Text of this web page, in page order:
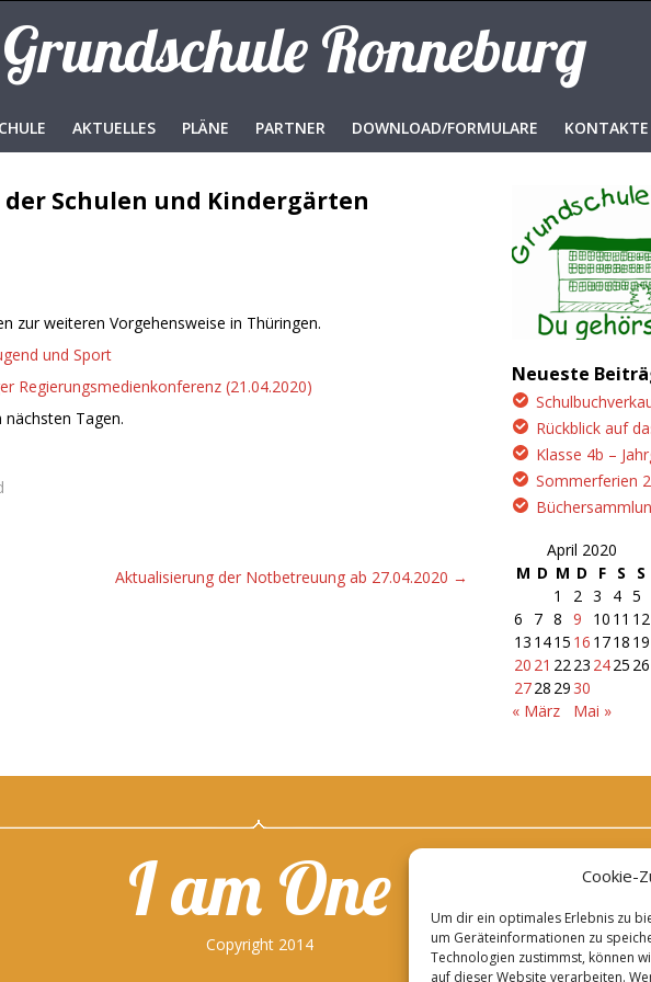
Cookie-
Um dir ein optimales Erlebnis zu
um Geräteinformationen zu
Technologien zustimmst, können
auf dieser Website verarbeiten.
Ronneburg
AKTUELLES PLÄNE PARTNER DOWNLOAD/FORMULARE KONTAKTE
Schulen und Kindergärten
zur weiteren Vorgehensweise in Thüringen.
und Sport
Regierungsmedienkonferenz (21.04.2020)
Tagen.
Aktualisierung der Notbetreuung ab 27.04.2020 →
Neueste
Rückblick auf
Klasse 4b –
Sommerferien
April 2020
M D M D F S
S
1
2 3 4 5
6
7 8 9 10 11 12
13 1415 16 1718 19
20 21 2223 2425 26
2728 29 30
« März
Mai »
I am One
Copyright 2014